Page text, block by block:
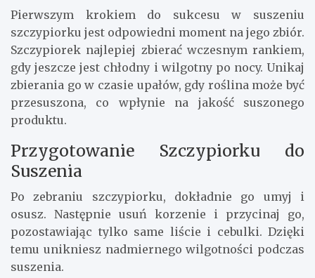
Pierwszym krokiem do sukcesu w suszeniu
szczypiorku jest odpowiedni moment na jego zbiór.
Szczypiorek najlepiej zbierać wczesnym rankiem,
gdy jeszcze jest chłodny i wilgotny po nocy. Unikaj
zbierania go w czasie upałów, gdy roślina może być
przesuszona, co wpłynie na jakość suszonego
produktu.
Przygotowanie Szczypiorku do
Suszenia
Po zebraniu szczypiorku, dokładnie go umyj i
osusz. Następnie usuń korzenie i przycinaj go,
pozostawiając tylko same liście i cebulki. Dzięki
temu unikniesz nadmiernego wilgotności podczas
suszenia.